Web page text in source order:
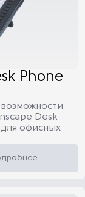
Phone
Desk
офисных